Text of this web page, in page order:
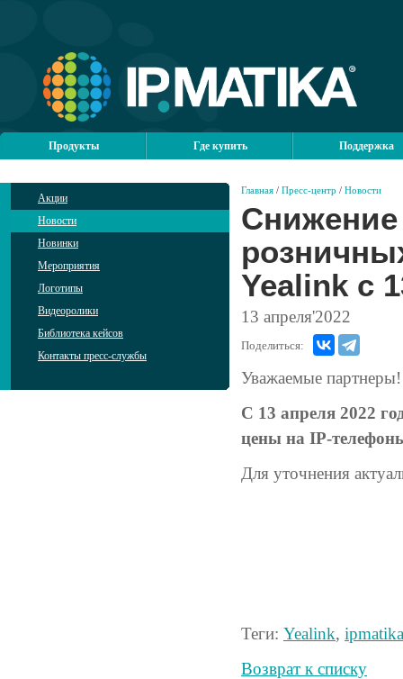
Продукты Где купить Поддержка
Акции
Новости
Новинки
Мероприятия
Логотипы
Видеоролики
Библиотека кейсов
Контакты пресс-службы
Главная / Пресс-центр / Новости
Yealink c
13 апреля'2022
Поделиться:
Уважаемые партнеры!
С 13 апреля 2022
цены на IP-
Для уточнения
Теги: Yealink, ipmatika
Возврат к списку